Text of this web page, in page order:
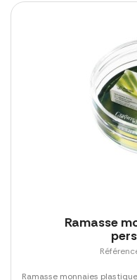
Ramasse
Ramasse monnaies